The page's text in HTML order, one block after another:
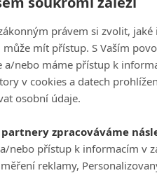
právem si zvolit,
může mít přístup. S Vaším
a/nebo máme přístup k
v cookies a datech
osobní údaje.
partnery zpracováváme
nebo přístup k informacím v
reklamy,
i Australan David
Poté, co Skot
jen dokonalá maska.
Kmd6EwTJw1
7, 2024